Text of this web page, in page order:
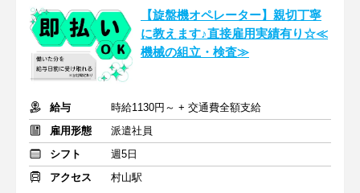
【旋盤機オペレーター】親切丁寧
に教えます♪直接雇用実績有り☆≪
機械の組立・検査≫
給与
時給1130円～ + 交通費全額支給
雇用形態
派遣社員
シフト
週5日
アクセス
村山駅